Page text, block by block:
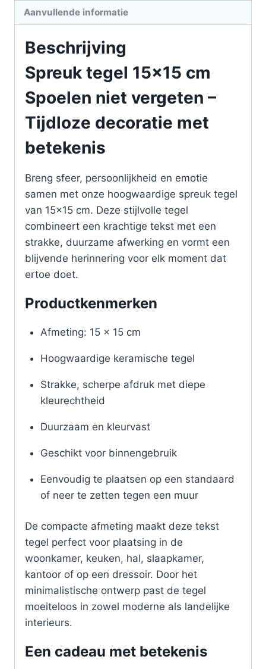
Aanvullende informatie
Beschrijving
Spreuk tegel 15×15 cm
Spoelen niet vergeten –
Tijdloze decoratie met
betekenis
Breng sfeer, persoonlijkheid en emotie
samen met onze hoogwaardige spreuk tegel
van 15×15 cm. Deze stijlvolle tegel
combineert een krachtige tekst met een
strakke, duurzame afwerking en vormt een
blijvende herinnering voor elk moment dat
ertoe doet.
Productkenmerken
Afmeting: 15 x 15 cm
Hoogwaardige keramische tegel
Strakke, scherpe afdruk met diepe
kleurechtheid
Duurzaam en kleurvast
Geschikt voor binnengebruik
Eenvoudig te plaatsen op een standaard
of neer te zetten tegen een muur
De compacte afmeting maakt deze tekst
tegel perfect voor plaatsing in de
woonkamer, keuken, hal, slaapkamer,
kantoor of op een dressoir. Door het
minimalistische ontwerp past de tegel
moeiteloos in zowel moderne als landelijke
interieurs.
Een cadeau met betekenis